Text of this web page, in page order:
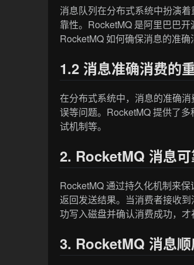
消息队列在分布式系统中扮演
靠性。RocketMQ 是阿里巴巴
RocketMQ 如何确保消息的准确
1.2 消息准确消费的
在分布式系统中，消息的准确
误等问题。RocketMQ 提供了
试机制等。
2. RocketMQ 消息
RocketMQ 通过持久化机制来
返回发送结果。当消费者接收
功写入磁盘并确认消费成功，才
3. RocketMQ 消息